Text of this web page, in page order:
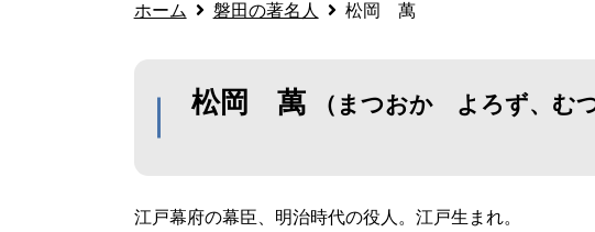
ホーム 磐田の著名人 松岡 萬
松岡 萬 （まつおか よろず、む
江戸幕府の幕臣、明治時代の役人。江戸生まれ。